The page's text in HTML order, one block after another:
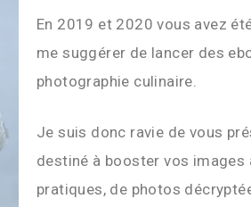
En 2019 et 2020 vous avez
me suggérer de lancer des
photographie culinaire.
Je suis donc ravie de vous
destiné à booster vos images
pratiques, de photos